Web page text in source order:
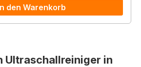
den Warenkorb
Ultraschallreiniger in